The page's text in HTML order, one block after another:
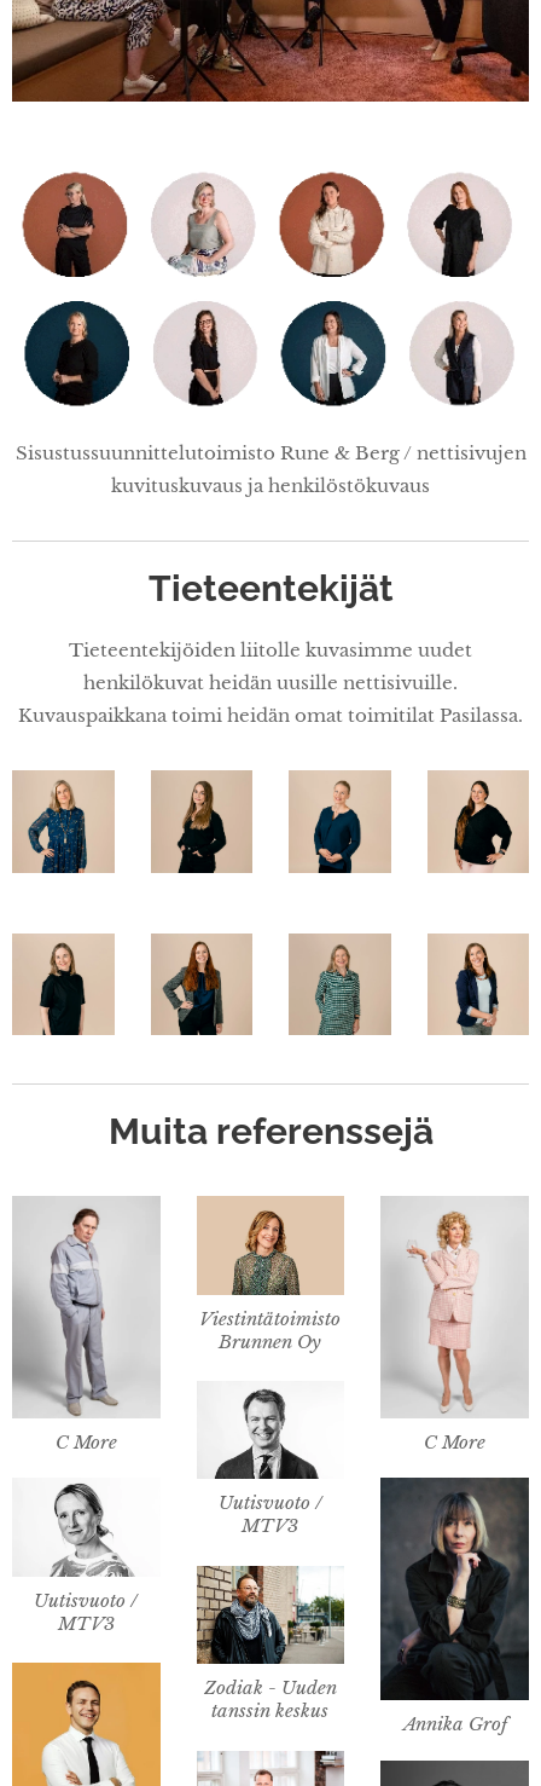
Sisustussuunnittelutoimisto Rune & Berg / nettisivujen
kuvituskuvaus ja henkilöstökuvaus
Tieteentekijät
Tieteentekijöiden liitolle kuvasimme uudet
henkilökuvat heidän uusille nettisivuille.
Kuvauspaikkana toimi heidän omat toimitilat Pasilassa.
Muita referenssejä
C More
Viestintätoimisto
Brunnen Oy
C More
Uutisvuoto /
MTV3
Uutisvuoto /
MTV3
Annika Grof
Zodiak - Uuden
tanssin keskus